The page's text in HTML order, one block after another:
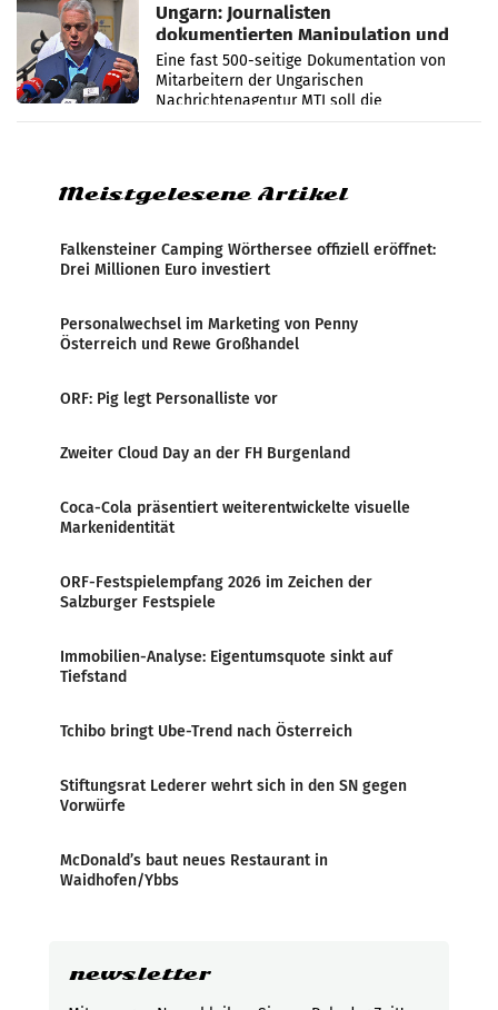
Ungarn: Journalisten
dokumentierten Manipulation und
Zensur
Eine fast 500-seitige Dokumentation von
Mitarbeitern der Ungarischen
Nachrichtenagentur MTI soll die
systematische Nachrichten-Manipulation und
Meistgelesene Artikel
Falkensteiner Camping Wörthersee offiziell eröffnet:
Drei Millionen Euro investiert
Personalwechsel im Marketing von Penny
Österreich und Rewe Großhandel
ORF: Pig legt Personalliste vor
Zweiter Cloud Day an der FH Burgenland
Coca-Cola präsentiert weiterentwickelte visuelle
Markenidentität
ORF-Festspielempfang 2026 im Zeichen der
Salzburger Festspiele
Immobilien-Analyse: Eigentumsquote sinkt auf
Tiefstand
Tchibo bringt Ube-Trend nach Österreich
Stiftungsrat Lederer wehrt sich in den SN gegen
Vorwürfe
McDonald’s baut neues Restaurant in
Waidhofen/Ybbs
newsletter